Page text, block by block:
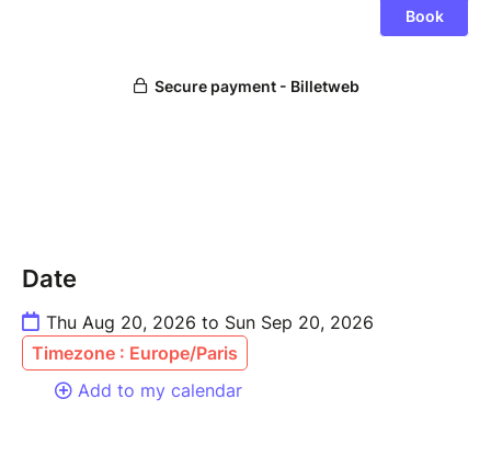
Date
Thu Aug 20, 2026 to Sun Sep 20, 2026
Timezone : Europe/Paris
Add to my calendar